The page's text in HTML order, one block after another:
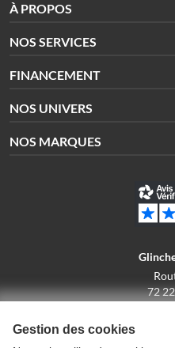
À PROPOS
NOS SERVICES
FINANCEMENT
NOS UNIVERS
NOS MARQUES
72
Gestion des cookies